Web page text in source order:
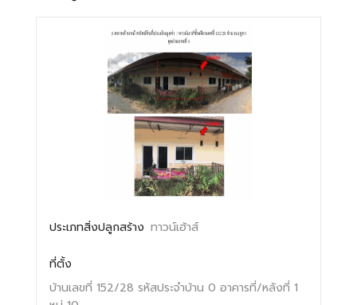
ประเภทสิ่งปลูกสร้าง ทาวน์เฮ้าส์
ที่ตั้ง
บ้านเลขที่ 152/28 รหัสประจำบ้าน 0 อาคารที่/หลังที่ 1